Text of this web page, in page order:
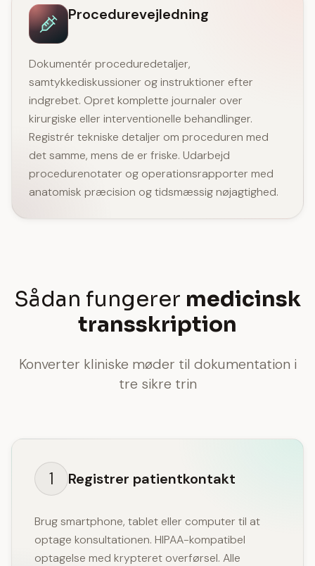
Procedurevejledning
Dokumentér proceduredetaljer,
samtykkediskussioner og instruktioner efter
indgrebet. Opret komplette journaler over
kirurgiske eller interventionelle behandlinger.
Registrér tekniske detaljer om proceduren med
det samme, mens de er friske. Udarbejd
procedurenotater og operationsrapporter med
anatomisk præcision og tidsmæssig nøjagtighed.
Sådan fungerer medicinsk
transskription
Konverter kliniske møder til dokumentation i
tre sikre trin
1 Registrer patientkontakt
Brug smartphone, tablet eller computer til at
optage konsultationen. HIPAA-kompatibel
optagelse med krypteret overførsel. Alle